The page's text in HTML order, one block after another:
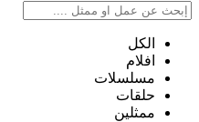
الكل
افلام
مسلسلات
حلقات
ممثلين